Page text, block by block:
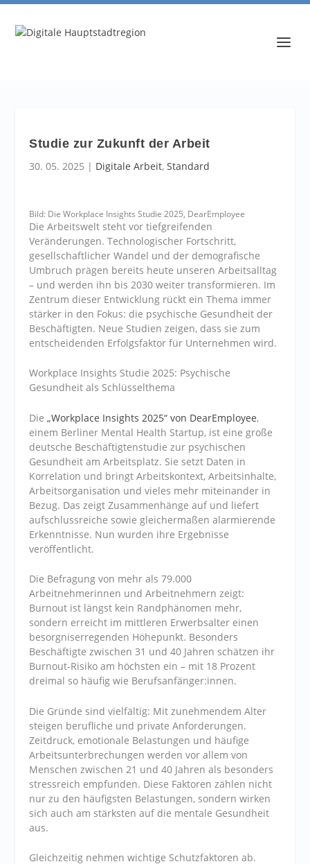
Studie zur Zukunft der Arbeit
30. 05. 2025 | Digitale Arbeit,Standard
Bild: Die Workplace Insights Studie 2025, DearEmployee
Die Arbeitswelt steht vor tiefgreifenden
Veränderungen. Technologischer Fortschritt,
gesellschaftlicher Wandel und der demografische
Umbruch prägen bereits heute unseren Arbeitsalltag
– und werden ihn bis 2030 weiter transformieren. Im
Zentrum dieser Entwicklung rückt ein Thema immer
stärker in den Fokus: die psychische Gesundheit der
Beschäftigten. Neue Studien zeigen, dass sie zum
entscheidenden Erfolgsfaktor für Unternehmen wird.
Workplace Insights Studie 2025: Psychische
Gesundheit als Schlüsselthema
Die„Workplace Insights 2025“ von DearEmployee,
einem Berliner Mental Health Startup, ist eine große
deutsche Beschäftigtenstudie zur psychischen
Gesundheit am Arbeitsplatz. Sie setzt Daten in
Korrelation und bringt Arbeitskontext, Arbeitsinhalte,
Arbeitsorganisation und vieles mehr miteinander in
Bezug. Das zeigt Zusammenhänge auf und liefert
aufschlussreiche sowie gleichermaßen alarmierende
Erkenntnisse. Nun wurden ihre Ergebnisse
veröffentlicht.
Die Befragung von mehr als 79.000
Arbeitnehmerinnen und Arbeitnehmern zeigt:
Burnout ist längst kein Randphänomen mehr,
sondern erreicht im mittleren Erwerbsalter einen
besorgniserregenden Höhepunkt. Besonders
Beschäftigte zwischen 31 und 40 Jahren schätzen ihr
Burnout-Risiko am höchsten ein – mit 18 Prozent
dreimal so häufig wie Berufsanfänger:innen.
Die Gründe sind vielfältig: Mit zunehmendem Alter
steigen berufliche und private Anforderungen.
Zeitdruck, emotionale Belastungen und häufige
Arbeitsunterbrechungen werden vor allem von
Menschen zwischen 21 und 40 Jahren als besonders
stressreich empfunden. Diese Faktoren zählen nicht
nur zu den häufigsten Belastungen, sondern wirken
sich auch am stärksten auf die mentale Gesundheit
aus.
Gleichzeitig nehmen wichtige Schutzfaktoren ab.